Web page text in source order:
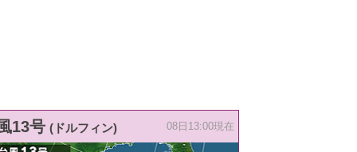
13号 (ドルフィン) 08日13:00現在